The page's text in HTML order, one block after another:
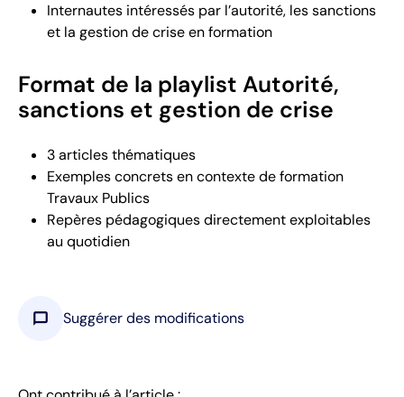
Internautes intéressés par l’autorité, les sanctions
et la gestion de crise en formation
Format de la playlist Autorité,
sanctions et gestion de crise
3 articles thématiques
Exemples concrets en contexte de formation
Travaux Publics
Repères pédagogiques directement exploitables
au quotidien
chat_bubble Suggérer des modifications